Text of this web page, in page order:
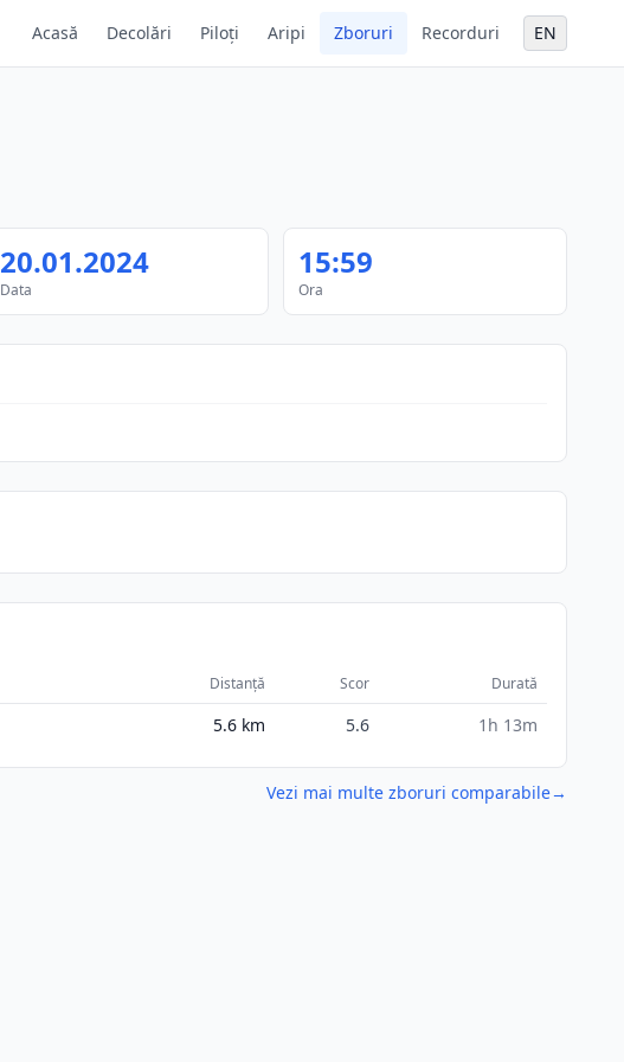
Acasă Decolări Piloți Aripi Zboruri Recorduri EN
20.01.2024
Data
15:59
Ora
Distanță Scor Durată
5.6 km 5.6 1h 13m
Vezi mai multe zboruri comparabile→